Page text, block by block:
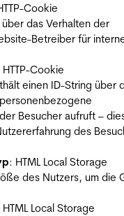
Cookie
das Verhalten der
Betreiber für
HTTP-Cookie
einen ID-String über
Besucher aufruft –
des
: HTML Local Storage
des Nutzers, um die
HTML Local Storage